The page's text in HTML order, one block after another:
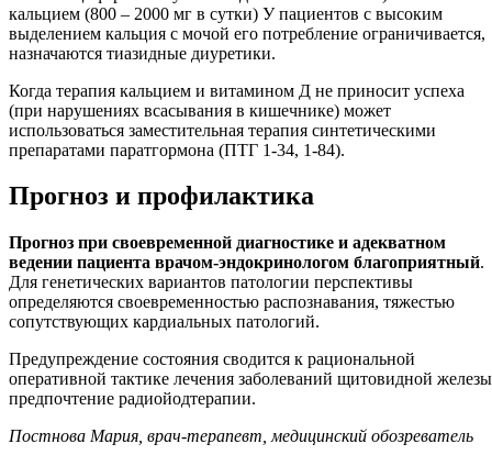
кальцием (800 – 2000 мг в сутки) У пациентов с высоким
выделением кальция с мочой его потребление ограничивается,
назначаются тиазидные диуретики.
Когда терапия кальцием и витамином Д не приносит успеха
(при нарушениях всасывания в кишечнике) может
использоваться заместительная терапия синтетическими
препаратами паратгормона (ПТГ 1-34, 1-84).
Прогноз и профилактика
Прогноз при своевременной диагностике и адекватном
ведении пациента врачом-эндокринологом благоприятный.
Для генетических вариантов патологии перспективы
определяются своевременностью распознавания, тяжестью
сопутствующих кардиальных патологий.
Предупреждение состояния сводится к рациональной
оперативной тактике лечения заболеваний щитовидной
предпочтение радиойодтерапии.
Постнова Мария, врач-терапевт, медицинский обозреватель